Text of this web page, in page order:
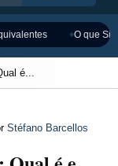
O que
é...
Stéfano Barcellos